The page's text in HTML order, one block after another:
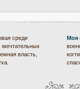
среди
власть,
Моя